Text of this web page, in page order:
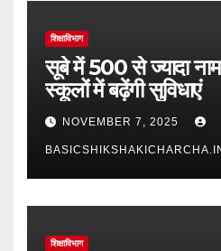
शिक्षाविभाग
सूबे में 500 से ज्यादा
स्कूलों में बढ़ेंगी सुविधाएं
NOVEMBER 7, 2025
शिक्षाविभाग